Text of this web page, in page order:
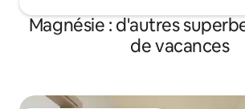
Magnésie : d'autres
de vacances